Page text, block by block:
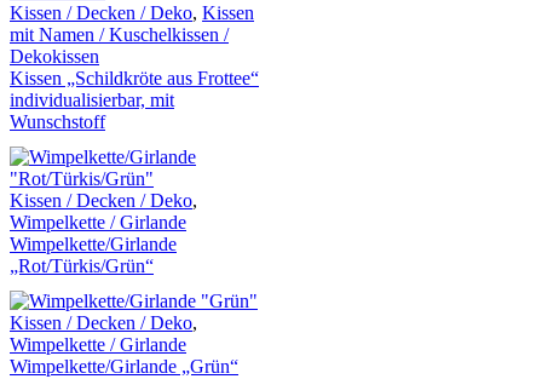
Kissen / Decken / Deko, Kissen
mit Namen / Kuschelkissen /
Dekokissen
Kissen „Schildkröte aus Frottee“
individualisierbar, mit
Wunschstoff
Kissen / Decken / Deko,
Wimpelkette / Girlande
Wimpelkette/Girlande
„Rot/Türkis/Grün“
Kissen / Decken / Deko,
Wimpelkette / Girlande
Wimpelkette/Girlande „Grün“